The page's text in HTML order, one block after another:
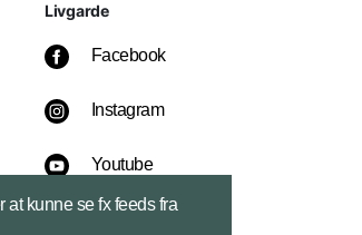
Livgarde
Facebook
Instagram
Youtube
kunne se fx feeds fra